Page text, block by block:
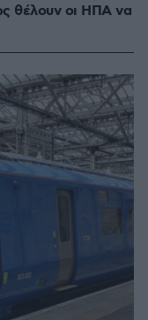
θέλουν οι ΗΠΑ να